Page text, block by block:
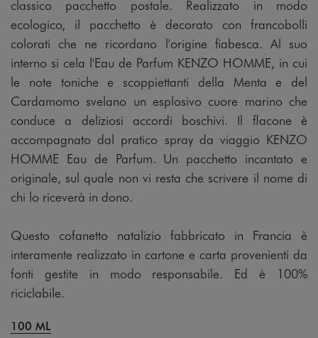
classico pacchetto postale. Realizzato in modo
ecologico, il pacchetto è decorato con francobolli
colorati che ne ricordano l'origine fiabesca. Al suo
interno si cela l'Eau de Parfum KENZO HOMME, in cui
le note toniche e scoppiettanti della Menta e del
Cardamomo svelano un esplosivo cuore marino che
conduce a deliziosi accordi boschivi. Il flacone è
accompagnato dal pratico spray da viaggio KENZO
HOMME Eau de Parfum. Un pacchetto incantato e
originale, sul quale non vi resta che scrivere il nome di
chi lo riceverà in dono.
Questo cofanetto natalizio fabbricato in Francia è
interamente realizzato in cartone e carta provenienti da
fonti gestite in modo responsabile. Ed è 100%
riciclabile.
100 ML